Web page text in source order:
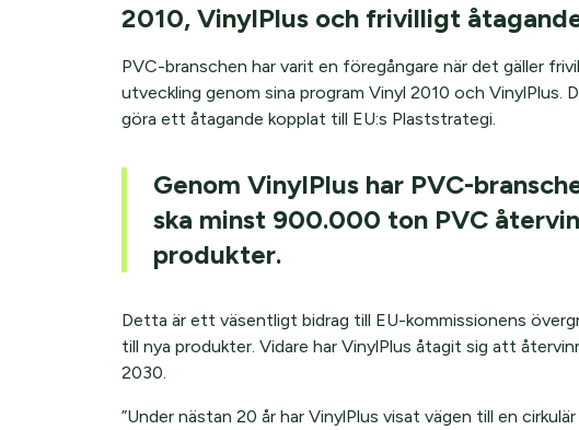
2010, VinylPlus och frivilligt
PVC-branschen har varit en föregångare när det gäller
utveckling genom sina program Vinyl 2010 och VinylPlus.
göra ett åtagande kopplat till EU:s Plaststrategi.
Genom VinylPlus har PVC-
ska minst 900.000 ton PVC
produkter.
Detta är ett väsentligt bidrag till EU-kommissionens
till nya produkter. Vidare har VinylPlus åtagit sig att
2030.
”Under nästan 20 år har VinylPlus visat vägen till en